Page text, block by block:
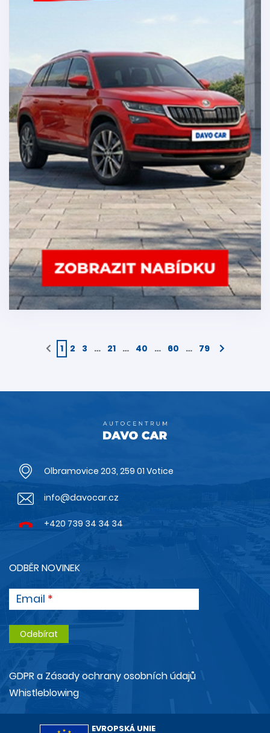
1 2 3 … 21 … 40 … 60 … 79
Olbramovice 203, 259 01 Votice
info@davocar.cz
+420 739 34 34 34
ODBĚR NOVINEK
Email
GDPR a Zásady ochrany osobních údajů
Whistleblowing
EVROPSKÁ UNIE